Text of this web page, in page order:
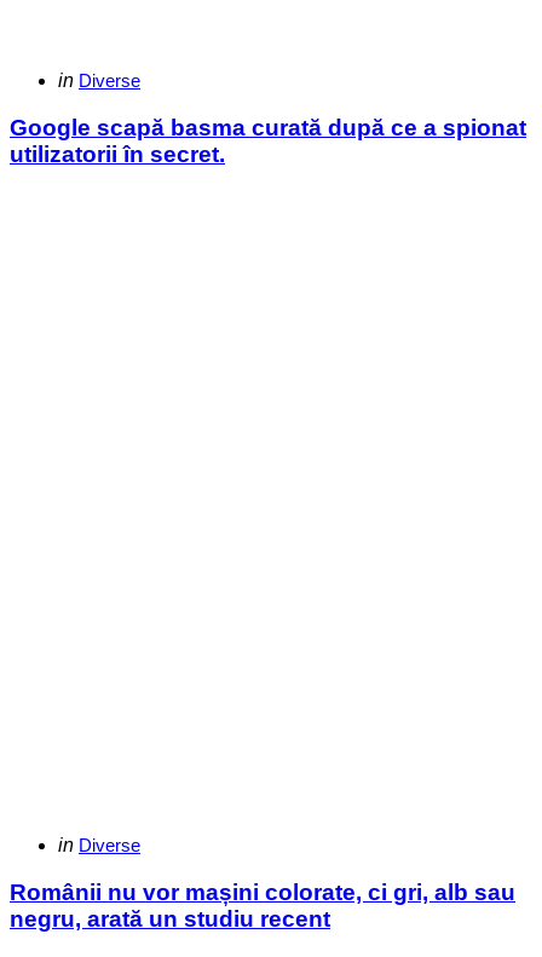
Categories
Posted
in Diverse
Google scapă basma curată după ce a spionat
utilizatorii în secret.
Categories
Posted
in Diverse
Românii nu vor mașini colorate, ci gri, alb sau
negru, arată un studiu recent